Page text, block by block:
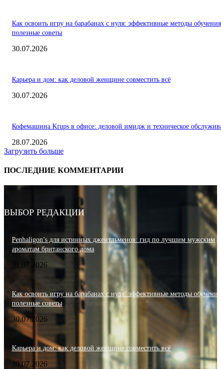
Как освоить игру на барабанах с нуля: эффективные методы
полезные советы
30.07.2026
Карьера и дом: как деловой женщине совместить всё
30.07.2026
Кофемашина Krups в офисе: деловой имидж и техническое
28.07.2026
Загрузить больше
ПОСЛЕДНИЕ КОММЕНТАРИИ
ВЫБОР РЕДАКЦИИ
Penhaligon’s для истинных джентльменов: гид по лучшим мужским
ароматам британского дома
31.07.2026
Как освоить игру на барабанах с нуля: эффективные методы
полезные советы
30.07.2026
Карьера и дом: как деловой женщине совместить всё
30.07.2026